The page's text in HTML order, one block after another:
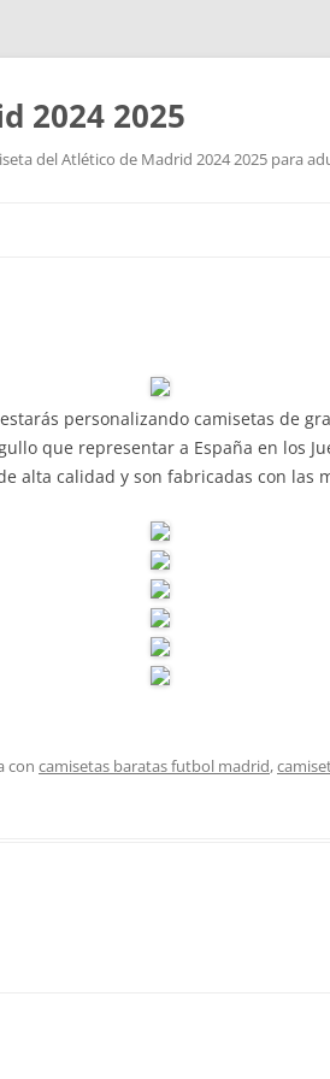
2024 2025
del Atlético de Madrid 2024 2025 para
personalizando camisetas de
que representar a España en los
alta calidad y son fabricadas con las
con camisetas baratas futbol madrid,